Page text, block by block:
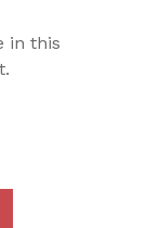
in this